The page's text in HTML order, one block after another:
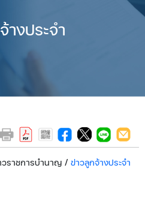
างประจำ
ราชการบำนาญ/ ข่าวลูกจ้างประจำ